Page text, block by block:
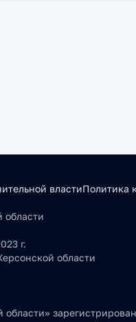
властиПолитика
области
г.
области